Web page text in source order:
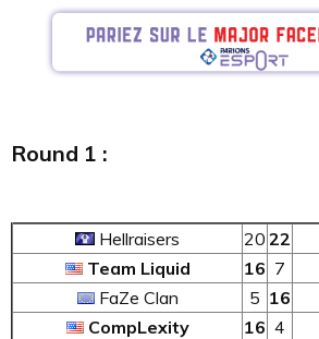
Round 1 :
Hellraisers 20 22
Team Liquid
16 7
FaZe Clan
5 16
CompLexity
16 4